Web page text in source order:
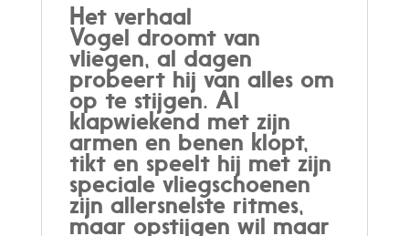
Het verhaal
Vogel droomt van
vliegen, al dagen
probeert hij van alles om
op te stijgen. Al
klapwiekend met zijn
armen en benen klopt,
tikt en speelt hij met zijn
speciale vliegschoenen
zijn allersnelste ritmes,
maar opstijgen wil maar